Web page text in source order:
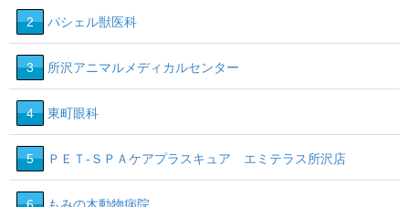
2 パシェル獣医科
3 所沢アニマルメディカルセンター
4 東町眼科
5 ＰＥＴ‐ＳＰＡケアプラスキュア エミテラス所沢店